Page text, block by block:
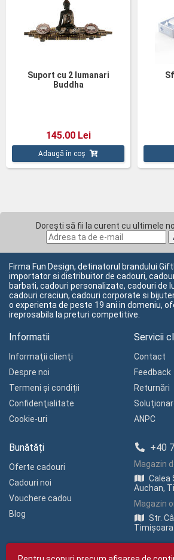
Suport cu 2 lumanari
Buddha
145.00 Lei
Adaugă în coș
Dorești să fii la curent cu ultimele
Firma Fun Design, detinatorul brandului
importator si distribuitor de cadouri,
barbati, cadouri personalizate, cadouri de
cadouri craciun, cadouri corporate si
o experienta de peste 19 ani in domeniu,
ireprosabila la preturi competitive.
Informatii
Informaţii clienţi
Despre noi
Termeni și condiții
Confidenţialitate
Cookie-uri
Servicii
Contact
Feedback
Returnări
ANPC
Bunătăți
Oferte cadouri
Cadouri noi
Vouchere cadou
Blog
+40
Magazin
Calea
Auchan,
Magazin
Str.
Timișoara